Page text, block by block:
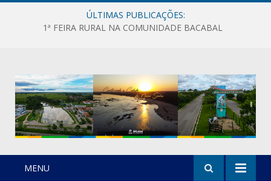
ÚLTIMAS PUBLICAÇÕES:
1ª FEIRA RURAL NA COMUNIDADE BACABAL
MENU